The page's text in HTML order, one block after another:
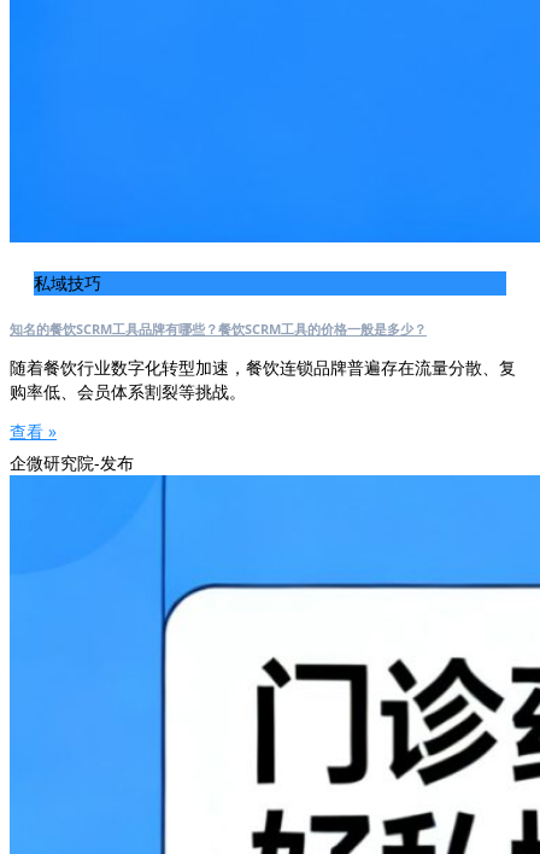
私域技巧
知名的餐饮SCRM工具品牌有哪些？餐饮SCRM工具的价格一般是多少？
随着餐饮行业数字化转型加速，餐饮连锁品牌普遍存在流量分散、复
购率低、会员体系割裂等挑战。
查看 »
企微研究院-发布